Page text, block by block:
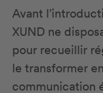
Avant
XUND ne
pour recueillir
le transformer
communication